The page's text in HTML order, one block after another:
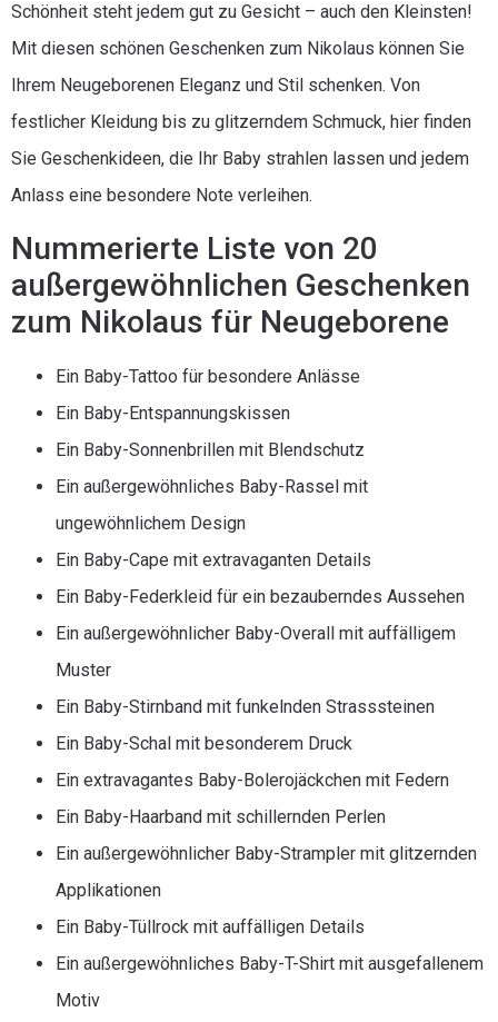
Schönheit steht jedem gut zu Gesicht – auch den Kleinsten!
Mit diesen schönen Geschenken zum Nikolaus können Sie
Ihrem Neugeborenen Eleganz und Stil schenken. Von
festlicher Kleidung bis zu glitzerndem Schmuck, hier finden
Sie Geschenkideen, die Ihr Baby strahlen lassen und jedem
Anlass eine besondere Note verleihen.
Nummerierte Liste von 20
außergewöhnlichen Geschenken
zum Nikolaus für Neugeborene
Ein Baby-Tattoo für besondere Anlässe
Ein Baby-Entspannungskissen
Ein Baby-Sonnenbrillen mit Blendschutz
Ein außergewöhnliches Baby-Rassel mit
ungewöhnlichem Design
Ein Baby-Cape mit extravaganten Details
Ein Baby-Federkleid für ein bezauberndes Aussehen
Ein außergewöhnlicher Baby-Overall mit auffälligem
Muster
Ein Baby-Stirnband mit funkelnden Strasssteinen
Ein Baby-Schal mit besonderem Druck
Ein extravagantes Baby-Bolerojäckchen mit Federn
Ein Baby-Haarband mit schillernden Perlen
Ein außergewöhnlicher Baby-Strampler mit glitzernden
Applikationen
Ein Baby-Tüllrock mit auffälligen Details
Ein außergewöhnliches Baby-T-Shirt mit ausgefallenem
Motiv